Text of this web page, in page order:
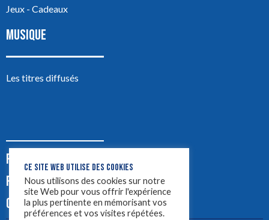
Jeux - Cadeaux
MUSIQUE
Les titres diffusés
PODCASTS
PUB
CONTACT
CE SITE WEB UTILISE DES COOKIES
Nous utilisons des cookies sur notre
site Web pour vous offrir l'expérience
la plus pertinente en mémorisant vos
préférences et vos visites répétées.